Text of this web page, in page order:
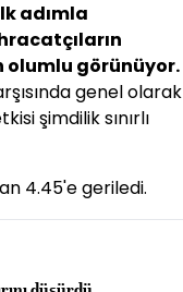
adımla
olumlu görünüyor.
genel olarak
şimdilik sınırlı
4.45'e geriledi.